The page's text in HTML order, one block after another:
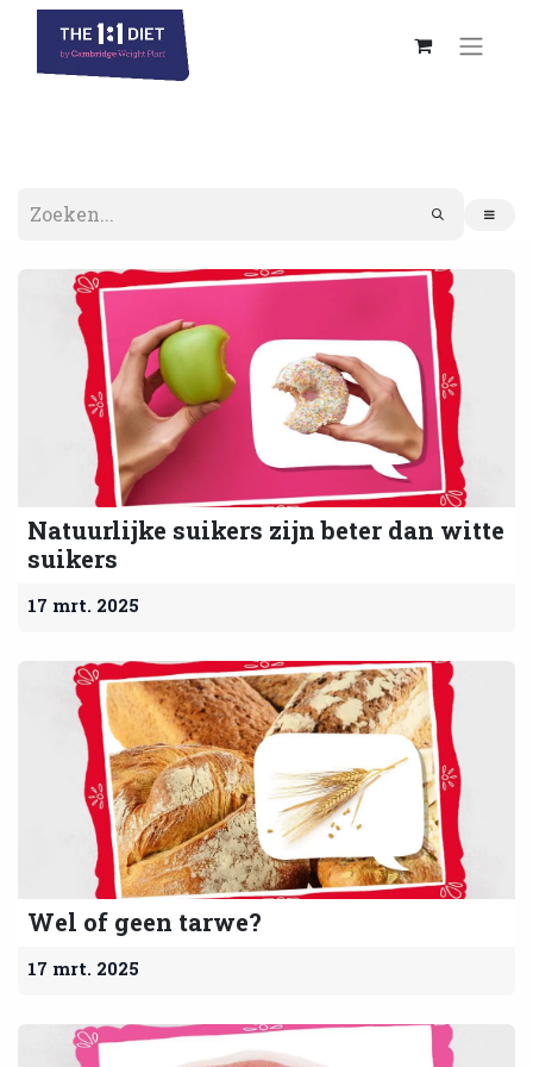
Natuurlijke suikers zijn beter dan witte
suikers
17 mrt. 2025
Wel of geen tarwe?
17 mrt. 2025